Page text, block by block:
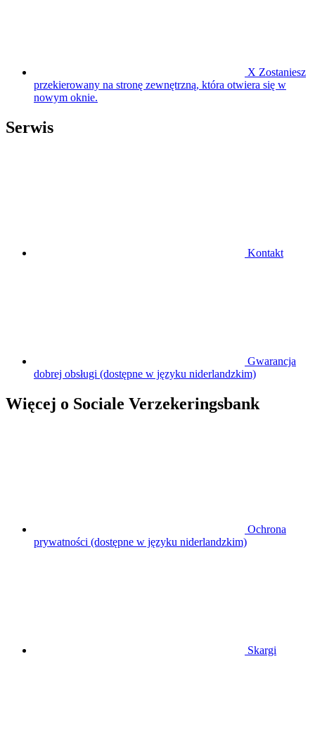
X Zostaniesz
przekierowany na stronę zewnętrzną, która otwiera się w
nowym oknie.
Serwis
Kontakt
Gwarancja
dobrej obsługi (dostępne w języku niderlandzkim)
Więcej o Sociale Verzekeringsbank
Ochrona
prywatności (dostępne w języku niderlandzkim)
Skargi